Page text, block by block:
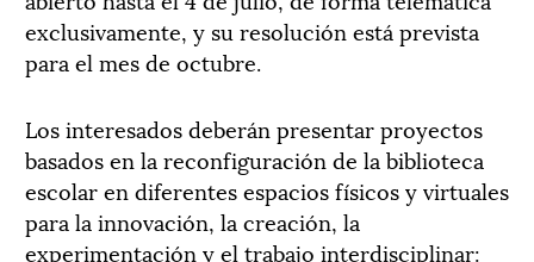
exclusivamente, y su resolución está prevista
para el mes de octubre.
Los interesados deberán presentar proyectos
basados en la reconfiguración de la biblioteca
escolar en diferentes espacios físicos y virtuales
para la innovación, la creación, la
experimentación y el trabajo interdisciplinar: